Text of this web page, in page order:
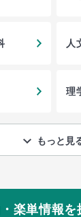
人
理
もっと見
楽単情報を